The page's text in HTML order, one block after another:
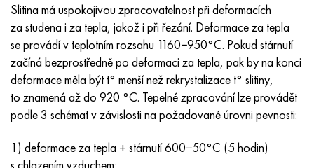
Slitina má uspokojivou zpracovatelnost při deformacích
za studena i za tepla, jakož i při řezání. Deformace za tepla
se provádí v teplotním rozsahu 1160−950°C. Pokud stárnutí
začíná bezprostředně po deformaci za tepla, pak by na konci
deformace měla být t° menší než rekrystalizace t° slitiny,
to znamená až do 920 °C. Tepelné zpracování lze provádět
podle 3 schémat v závislosti na požadované úrovni pevnosti:
1) deformace za tepla + stárnutí 600−50°С (5 hodin)